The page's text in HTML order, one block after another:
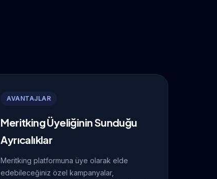
AVANTAJLAR
Meritking Üyeliğinin Sunduğu
Ayrıcalıklar
Meritking platformuna üye olarak elde
edebileceğiniz özel kampanyalar,